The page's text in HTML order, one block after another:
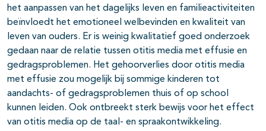
het aanpassen van het dagelijks leven en familieactiviteiten
beïnvloedt het emotioneel welbevinden en kwaliteit van
leven van ouders. Er is weinig kwalitatief goed onderzoek
gedaan naar de relatie tussen otitis media met effusie en
gedragsproblemen. Het gehoorverlies door otitis media
met effusie zou mogelijk bij sommige kinderen tot
aandachts- of gedragsproblemen thuis of op school
kunnen leiden. Ook ontbreekt sterk bewijs voor het effect
van otitis media op de taal- en spraakontwikkeling.